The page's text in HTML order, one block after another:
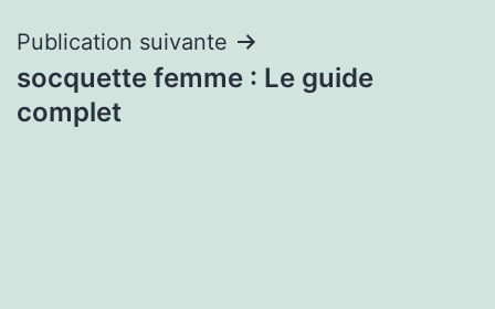
Publication suivante
socquette femme : Le guide
complet